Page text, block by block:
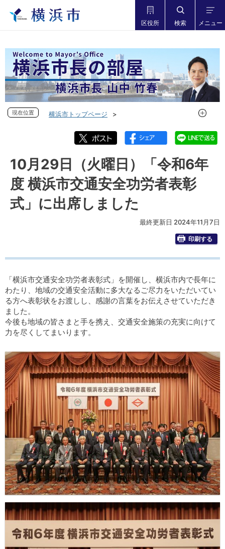
区役所 検索 メニュー
現在位置
横浜市トップページ
フォトダイアリー 2024年度
フォトダイアリー 2024年10月
10月29日（火曜日）「令和6年度 横浜市交通安全功労者表彰
式」に出席しました
現在位
10月29日（火曜日）「令和6年
度 横浜市交通安全功労者表彰
式」に出席しました
最終更新日 2024年11月7日
印刷する
「横浜市交通安全功労者表彰式」を開催し、横浜市内で長年に
わたり、地域の交通安全活動に多大なるご尽力をいただいてい
る方へ表彰状をお渡しし、感謝の言葉をお伝えさせていただき
ました。
今後も地域の皆さまと手を携え、交通安全施策の充実に向けて
力を尽くしてまいります。